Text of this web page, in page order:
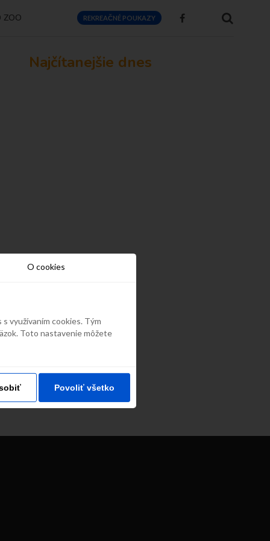
ZOO REKREAČNÉ POUKAZY
Najčítanejšie dnes
O cookies
využívaním cookies. Tým
Toto nastavenie môžete
Povoliť všetko